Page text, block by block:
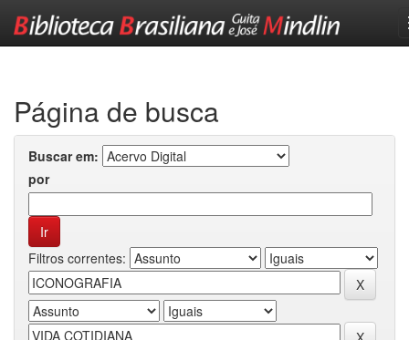
Página de busca
Buscar em:
por
Filtros correntes: